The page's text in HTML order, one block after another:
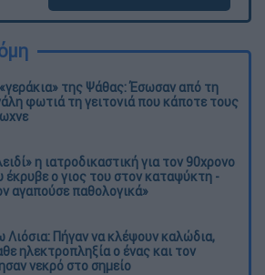
της Ψάθας: Έσωσαν από τη
φωτιά τη γειτονιά που κάποτε τους
η ιατροδικαστική για τον 90χρονο
έκρυβε ο γιος του στον καταψύκτη -
αγαπούσε παθολογικά»
Λιόσια: Πήγαν να κλέψουν καλώδια,
ηλεκτροπληξία ο ένας και τον
νεκρό στο σημείο